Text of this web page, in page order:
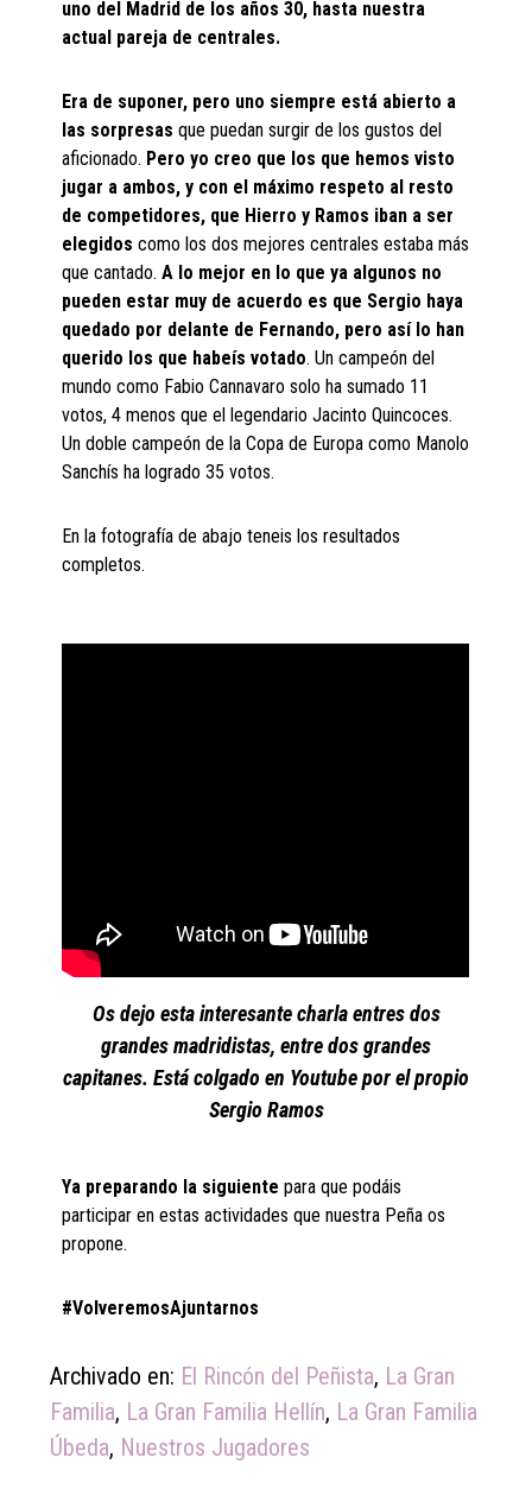
uno del Madrid de los años 30, hasta nuestra
actual pareja de centrales.
Era de suponer, pero uno siempre está abierto a
las sorpresas que puedan surgir de los gustos del
aficionado. Pero yo creo que los que hemos visto
jugar a ambos, y con el máximo respeto al resto
de competidores, que Hierro y Ramos iban a ser
elegidos como los dos mejores centrales estaba más
que cantado. A lo mejor en lo que ya algunos no
pueden estar muy de acuerdo es que Sergio haya
quedado por delante de Fernando, pero así lo han
querido los que habeís votado. Un campeón del
mundo como Fabio Cannavaro solo ha sumado 11
votos, 4 menos que el legendario Jacinto Quincoces.
Un doble campeón de la Copa de Europa como Manolo
Sanchís ha logrado 35 votos.
En la fotografía de abajo teneis los resultados
completos.
Os dejo esta interesante charla entres dos
grandes madridistas, entre dos grandes
capitanes. Está colgado en Youtube por el propio
Sergio Ramos
Ya preparando la siguiente para que podáis
participar en estas actividades que nuestra Peña os
propone.
#VolveremosAjuntarnos
Archivado en: El Rincón del Peñista, La Gran
Familia, La Gran Familia Hellín, La Gran Familia
Úbeda, Nuestros Jugadores